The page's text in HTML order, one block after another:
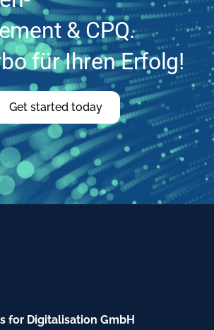
& CPQ.
für Ihren Erfolg!
Get started today
for Digitalisation GmbH